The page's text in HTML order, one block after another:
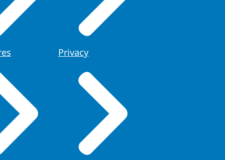
Privacy